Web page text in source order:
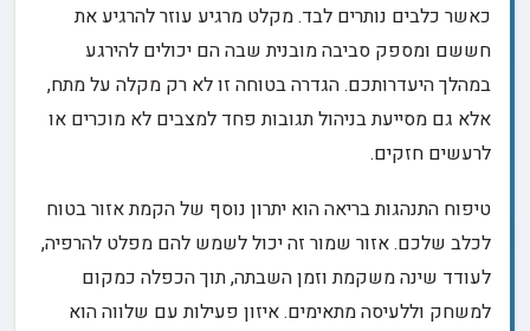
כאשר כלבים נותרים לבד. מקלט מרגיע עוזר להרגיע את
חששם ומספק סביבה מובנית שבה הם יכולים להירגע
במהלך היעדרותכם. הגדרה בטוחה זו לא רק מקלה על מתח,
אלא גם מסייעת בניהול תגובות פחד למצבים לא מוכרים או
לרעשים חזקים.
טיפוח התנהגות בריאה הוא יתרון נוסף של הקמת אזור בטוח
לכלב שלכם. אזור שמור זה יכול לשמש להם מפלט להרפיה,
לעודד שינה משקמת וזמן השבתה, תוך הכפלה כמקום
למשחק וללעיסה מתאימים. איזון פעילות עם שלווה הוא